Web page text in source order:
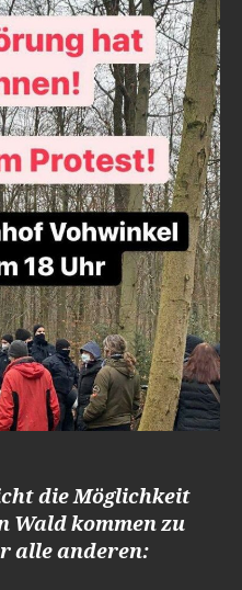
die Möglichkeit
Wald kommen zu
alle anderen: